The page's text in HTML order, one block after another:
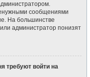
сообщениями
На большинстве
администратор понизят
требуют войти на